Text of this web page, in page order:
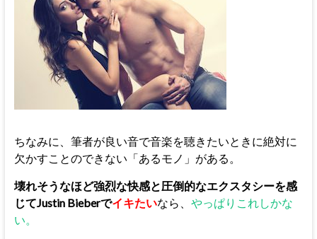
ちなみに、筆者が良い音で音楽を聴きたいときに絶対に
欠かすことのできない「あるモノ」がある。
壊れそうなほど強烈な快感と圧倒的なエクスタシーを感
じてJustin Bieberでイキたいなら、 やっぱりこれしかな
い。